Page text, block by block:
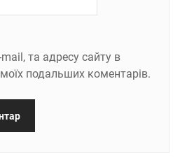
та адресу сайту в
подальших коментарів.